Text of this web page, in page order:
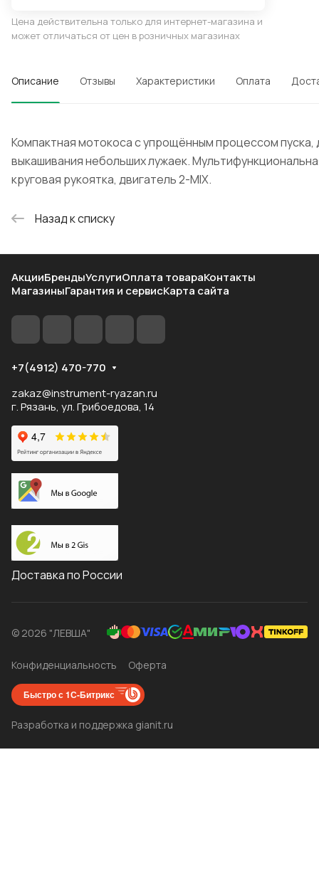
Цена действительна только для интернет-магазина и
может отличаться от цен в розничных магазинах
Описание Отзывы Характеристики Оплата
Компактная мотокоса с упрощённым процессом пуска,
выкашивания небольших лужаек.
круговая рукоятка, двигатель 2-MIX.
Назад к списку
АкцииБрендыУслугиОплата товараКонтакты
МагазиныГарантия и сервисКарта сайта
+7(4912) 470-770
zakaz@instrument-ryazan.ru
г. Рязань, ул. Грибоедова, 14
Доставка по России
© 2026 "ЛЕВША"
Конфиденциальность Оферта
Быстро с 1С-Битрикс
Разработка и поддержка gianit.ru